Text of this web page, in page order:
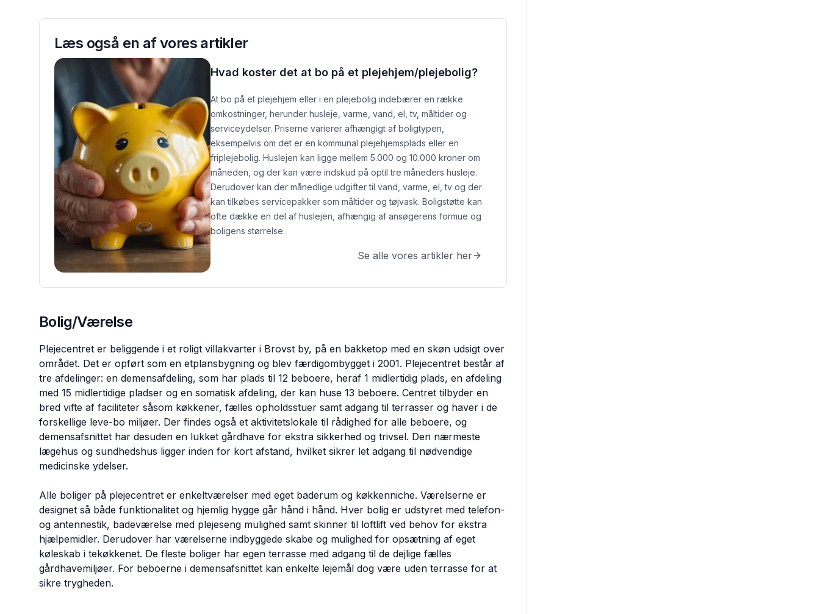
Læs også en af vores artikler
Hvad koster det at bo på et plejehjem/plejebolig?
At bo på et plejehjem eller i en plejebolig indebærer en række
omkostninger, herunder husleje, varme, vand, el, tv, måltider og
serviceydelser. Priserne varierer afhængigt af boligtypen,
eksempelvis om det er en kommunal plejehjemsplads eller en
friplejebolig. Huslejen kan ligge mellem 5.000 og 10.000 kroner om
måneden, og der kan være indskud på optil tre måneders husleje.
Derudover kan der månedlige udgifter til vand, varme, el, tv og der
kan tilkøbes servicepakker som måltider og tøjvask. Boligstøtte kan
ofte dække en del af huslejen, afhængig af ansøgerens formue og
boligens størrelse.
Se alle vores artikler her
Bolig/Værelse
Plejecentret er beliggende i et roligt villakvarter i Brovst by, på en bakketop med en skøn udsigt over
området. Det er opført som en etplansbygning og blev færdigombygget i 2001. Plejecentret består af
tre afdelinger: en demensafdeling, som har plads til 12 beboere, heraf 1 midlertidig plads, en afdeling
med 15 midlertidige pladser og en somatisk afdeling, der kan huse 13 beboere. Centret tilbyder en
bred vifte af faciliteter såsom køkkener, fælles opholdsstuer samt adgang til terrasser og haver i de
forskellige leve-bo miljøer. Der findes også et aktivitetslokale til rådighed for alle beboere, og
demensafsnittet har desuden en lukket gårdhave for ekstra sikkerhed og trivsel. Den nærmeste
lægehus og sundhedshus ligger inden for kort afstand, hvilket sikrer let adgang til nødvendige
medicinske ydelser.
Alle boliger på plejecentret er enkeltværelser med eget baderum og køkkenniche. Værelserne er
designet så både funktionalitet og hjemlig hygge går hånd i hånd. Hver bolig er udstyret med telefon-
og antennestik, badeværelse med plejeseng mulighed samt skinner til loftlift ved behov for ekstra
hjælpemidler. Derudover har værelserne indbyggede skabe og mulighed for opsætning af eget
køleskab i tekøkkenet. De fleste boliger har egen terrasse med adgang til de dejlige fælles
gårdhavemiljøer. For beboerne i demensafsnittet kan enkelte lejemål dog være uden terrasse for at
sikre trygheden.